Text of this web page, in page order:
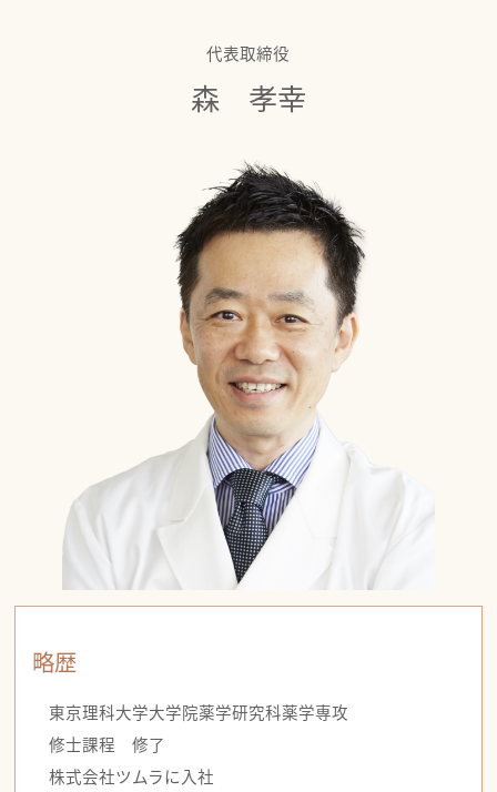
代表取締役
森 孝幸
略歴
東京理科大学大学院薬学研究科薬学専攻
修士課程 修了
株式会社ツムラに入社